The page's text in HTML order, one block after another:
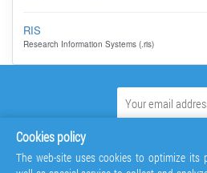
RIS
Research Information Systems (.ris)
Cookies policy
The web-site uses cookies to optimize its